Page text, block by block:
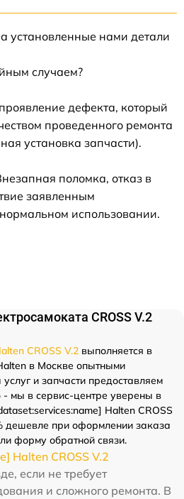
установленные нами детали
случаем?
дефекта, который
проведенного ремонта
установка запчасти).
поломка, отказ в
заявленным
использовании.
CROSS V.2
CROSS V.2 выполняется в
в Москве опытными
и запчасти предоставляем
мы в сервис-центре уверены в
Halten CROSS
дешевле при оформлении заказа
форму обратной связи.
Halten CROSS V.2
если не требует
и сложного ремонта. В